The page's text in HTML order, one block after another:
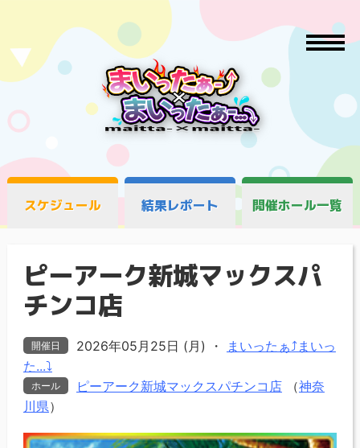
スケジュール 結果レポート 開催ホール一覧
ピーアーク新城マックスパ
チンコ店
開催日 2026年05月25日 (月) ・
まいったぁ⤴まいっ
た...⤵
ホール ピーアーク新城マックスパチンコ店（神奈
川県）